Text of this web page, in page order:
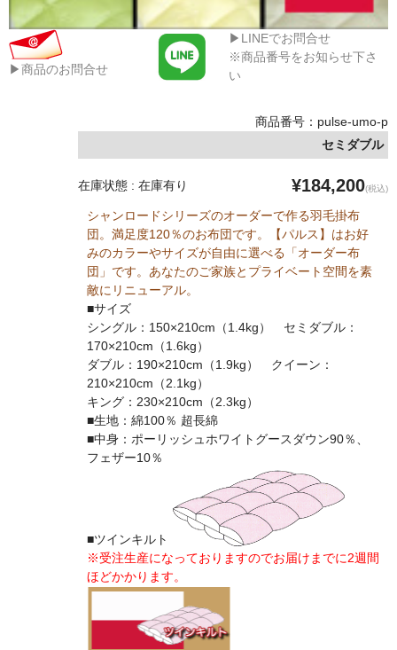
▶商品のお問合せ
▶LINEでお問合せ
※商品番号をお知らせ下さ
い
商品番号：pulse-umo-p
セミダブル
在庫状態 : 在庫有り ¥184,200(税込)
シャンロードシリーズのオーダーで作る羽毛掛布
団。満足度120％のお布団です。【パルス】はお好
みのカラーやサイズが自由に選べる「オーダー布
団」です。あなたのご家族とプライベート空間を素
敵にリニューアル。
■サイズ
シングル：150×210cm（1.4kg） セミダブル：
170×210cm（1.6kg）
ダブル：190×210cm（1.9kg） クイーン：
210×210cm（2.1kg）
キング：230×210cm（2.3kg）
■生地：綿100％ 超長綿
■中身：ポーリッシュホワイトグースダウン90％、
フェザー10％
■ツインキルト
※受注生産になっておりますのでお届けまでに2週間
ほどかかります。